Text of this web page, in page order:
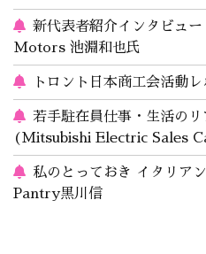
新代表者紹介インタビュ
Motors 池淵和也氏
トロント日本商工会活動
若手駐在員仕事・生活の
(Mitsubishi Electric Sales
私のとっておき イタリ
Pantry黒川信